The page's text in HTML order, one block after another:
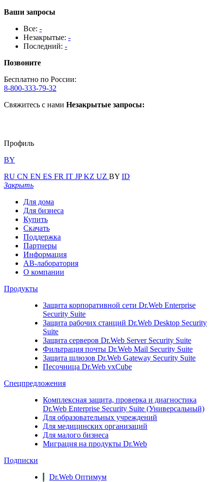
Ваши запросы
Все: -
Незакрытые: -
Последний: -
Позвоните
Бесплатно по России:
8-800-333-79-32
Свяжитесь с нами Незакрытые запросы:
Профиль
BY
RU CN EN ES FR IT JPKZ UZ BY ID
Закрыть
Для дома
Для бизнеса
Купить
Скачать
Поддержка
Партнеры
Информация
АВ-лаборатория
О компании
Продукты
Защита корпоративной сети Dr.Web Enterprise
Security Suite
Защита рабочих станций Dr.Web Desktop Security
Suite
Защита серверов Dr.Web Server Security Suite
Фильтрация почты Dr.Web Mail Security Suite
Защита шлюзов Dr.Web Gateway Security Suite
Песочница Dr.Web vxCube
Спецпредложения
Комплексная защита, проверка и диагностика
Dr.Web Enterprise Security Suite (Универсальный)
Для образовательных учреждений
Для медицинских организаций
Для малого бизнеса
Миграция на продукты Dr.Web
Подписки
Dr.Web Оптимум